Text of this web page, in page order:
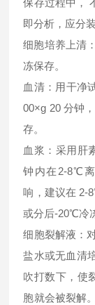
保存过程中，
即分析，应分
细胞培养上清
冻保存。
血清：用干净
00×g 20 分钟
存。
血浆：采用肝
钟内在2-8℃
响，建议在 2-
或分后-20℃冷
细胞裂解液：
盐水或无血清
吹打数下，使
胞就会被裂解